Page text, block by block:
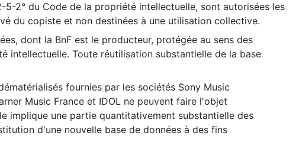
2° du Code de la propriété intellectuelle, sont autorisées les
du copiste et non destinées à une utilisation collective.
dont la BnF est le producteur, protégée au sens des
intellectuelle. Toute réutilisation substantielle de la base
fournies par les sociétés Sony Music
Music France et IDOL ne peuvent faire l'objet
implique une partie quantitativement substantielle des
d'une nouvelle base de données à des fins